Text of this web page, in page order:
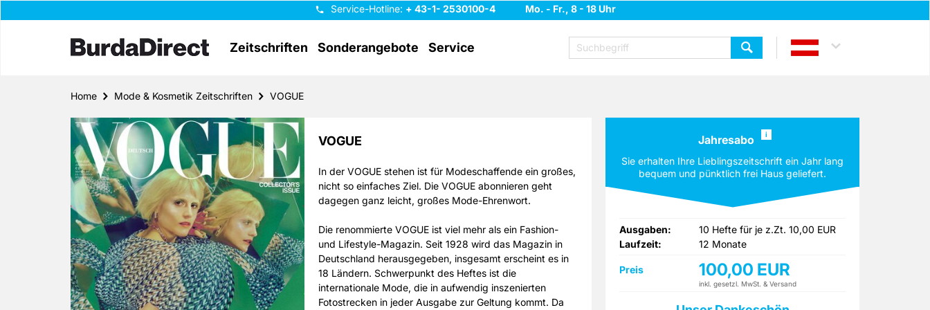
Service-Hotline: + 43-1- 2530100-4 Mo. - Fr., 8 - 18 Uhr
Zeitschriften Sonderangebote Service
Home Mode & Kosmetik Zeitschriften VOGUE
VOGUE
In der VOGUE stehen ist für Modeschaffende ein großes,
nicht so einfaches Ziel. Die VOGUE abonnieren geht
dagegen ganz leicht, großes Mode-Ehrenwort.
Die renommierte VOGUE ist viel mehr als ein Fashion-
und Lifestyle-Magazin. Seit 1928 wird das Magazin in
Deutschland herausgegeben, insgesamt erscheint es in
18 Ländern. Schwerpunkt des Heftes ist die
internationale Mode, die in aufwendig inszenierten
Fotostrecken in jeder Ausgabe zur Geltung kommt. Da
Jahresabo i
Sie erhalten Ihre Lieblingszeitschrift ein Jahr lang
bequem und pünktlich frei Haus geliefert.
Ausgaben:
10 Hefte für je z.Zt. 10,00 EUR
Laufzeit:
12 Monate
Preis 100,00 EUR
inkl. gesetzl. MwSt. & Versand